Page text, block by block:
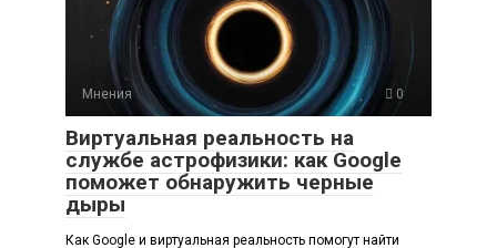
Мнения 0
Виртуальная реальность на
службе астрофизики: как Google
поможет обнаружить черные
дыры
Как Google и виртуальная реальность помогут найти